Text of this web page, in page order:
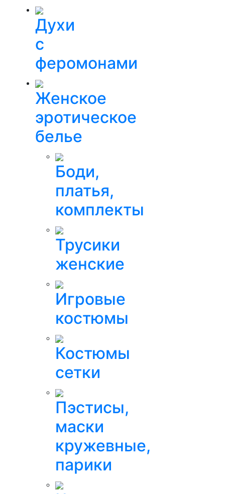
Духи
с
феромонами
Женское
эротическое
белье
Боди,
платья,
комплекты
Трусики
женские
Игровые
костюмы
Костюмы
сетки
Пэстисы,
маски
кружевные,
парики